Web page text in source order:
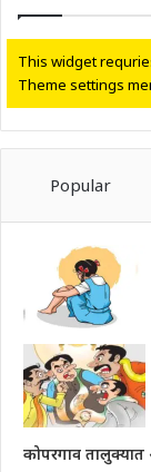
This widget
Theme settings
Popular
कोपरगाव